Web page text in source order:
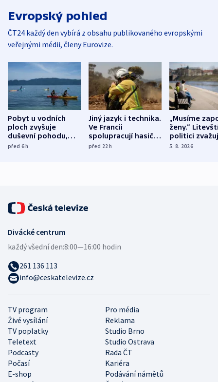
Evropský pohled
ČT24 každý den vybírá z obsahu publikovaného evropskými
veřejnými médii, členy Eurovize.
Pobyt u vodních
ploch zvyšuje
duševní pohodu,
ukázala
před 6h
Jiný jazyk i technika.
Ve Francii
spolupracují hasiči z
různých zemí
před 22h
„Musíme
ženy.“
politici
dohodu o
5. 8. 2026
TV program
Pro média
Živé vysílání
Reklama
TV poplatky
Studio Brno
Teletext
Studio Ostrava
Podcasty
Rada ČT
Počasí
Kariéra
E-shop
Podávání námětů
Divácké centrum
každý všední den:8:00—16:00 hodin
261 136 113
info@ceskatelevize.cz